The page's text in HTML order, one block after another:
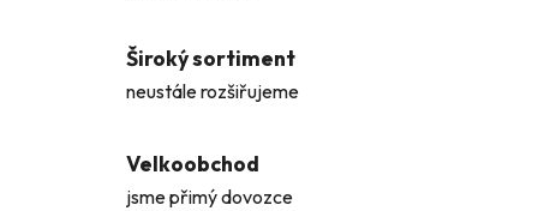
Široký sortiment
neustále rozšiřujeme
Velkoobchod
jsme přimý dovozce